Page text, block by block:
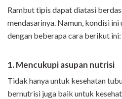
Rambut tipis dapat diatasi
mendasarinya. Namun, kondisi
dengan beberapa cara berikut ini:
1. Mencukupi asupan nutrisi
Tidak hanya untuk kesehatan
bernutrisi juga baik untuk